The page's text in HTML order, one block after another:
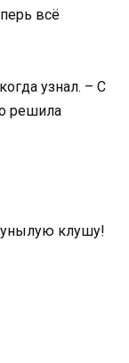
всё
узнал. – С
решила
унылую клушу!